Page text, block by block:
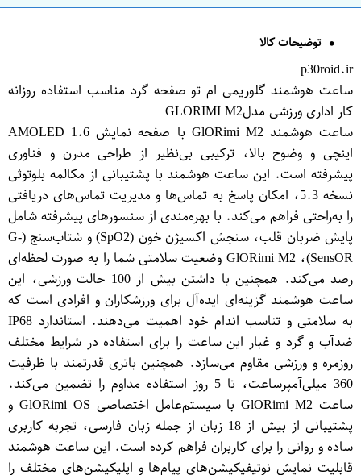
توضیحات کالا
p30roid.ir
ساعت هوشمند گلوریمی ام تو صفحه گرد مناسب استفاده روزانه
کار اداری ورزشی مدلGLO​RIMI M2
ساعت هوشمند GlO​Rimi M2 با صفحه نمایش AMOLED 1.6
اینچی و وضوح بالا، ترکیبی بی‌نظیر از طراحی مدرن و فناوری
پیشرفته است. این ساعت هوشمند با پشتیبانی از مکالمه بلوتوثی
نسخه 5.3، امکان پاسخ به تماس‌ها و مدیریت تماس‌های دریافتی
را به‌راحتی فراهم می‌کند. با بهره‌مندی از سنسورهای پیشرفته شامل
پایش ضربان قلب، سنجش اکسیژن خون (SpO2) و شتاب‌سنج (G-
SensO​R)، GlO​Rimi M2 وضعیت سلامتی شما را به صورت لحظه‌ای
رصد می‌کند. همچنین با داشتن بیش از 100 حالت ورزشی، این
ساعت هوشمند گزینه‌ای ایده‌آل برای ورزشکاران و افرادی است که
به سلامتی و تناسب اندام خود اهمیت می‌دهند. استاندارد IP68
ضدآب و گرد و غبار این ساعت را برای استفاده در شرایط مختلف
روزمره و ورزشی مقاوم می‌سازد. همچنین باتری قدرتمند با ظرفیت
360 میلی‌آمپرساعت، تا 5 روز استفاده مداوم را تضمین می‌کند.
ساعت GlO​Rimi M2 با سیستم‌عامل اختصاصی GlO​Rimi OS و
پشتیبانی از بیش از 18 زبان از جمله زبان فارسی، تجربه کاربری
ساده و روانی را برای کاربران فراهم کرده است. این ساعت هوشمند
قابلیت نمایش نوتیفیکیشن‌های پیام‌ها و اپلیکیشن‌های مختلف را